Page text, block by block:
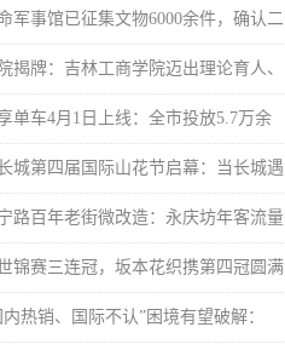
军事馆已征集文物6000余件，确认二
揭牌：吉林工商学院迈出理论育人、
单车4月1日上线：全市投放5.7万余
城第四届国际山花节启幕：当长城遇
路百年老街微改造：永庆坊年客流量
锦赛三连冠，坂本花织携第四冠圆满
内热销、国际不认”困境有望破解：